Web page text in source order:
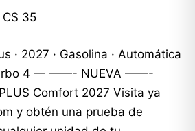
CS 35
· 2027 · Gasolina · Automática
4 — ——- NUEVA ——-
Comfort 2027 Visita ya
y obtén una prueba de